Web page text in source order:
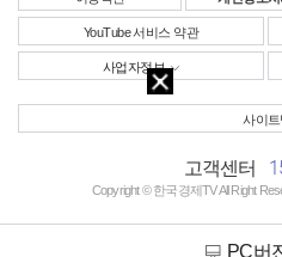
YouTube 서비스 약관
사업자정보
사이트
고객센터
Copyright © 한국경제TV All Right
PC버